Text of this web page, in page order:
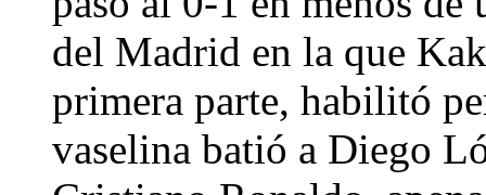
del Madrid en la que
primera parte, habilitó
vaselina batió a Diego